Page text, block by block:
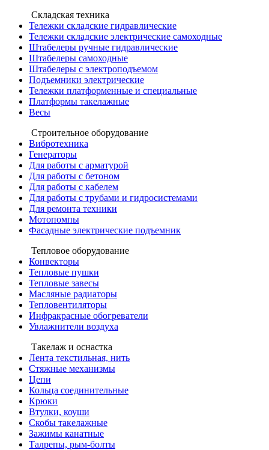
Складская техника
Тележки складские гидравлические
Тележки складские электрические самоходные
Штабелеры ручные гидравлические
Штабелеры самоходные
Штабелеры с электроподъемом
Подъемники электрические
Тележки платформенные и специальные
Платформы такелажные
Весы
Строительное оборудование
Вибротехника
Генераторы
Для работы с арматурой
Для работы с бетоном
Для работы с кабелем
Для работы с трубами и гидросистемами
Для ремонта техники
Мотопомпы
Фасадные электрические подъемник
Тепловое оборудование
Конвекторы
Тепловые пушки
Тепловые завесы
Масляные радиаторы
Тепловентиляторы
Инфракрасные обогреватели
Увлажнители воздуха
Такелаж и оснастка
Лента текстильная, нить
Стяжные механизмы
Цепи
Кольца соединительные
Крюки
Втулки, коуши
Скобы такелажные
Зажимы канатные
Талрепы, рым-болты